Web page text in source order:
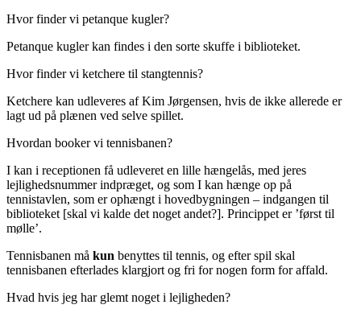
Hvor finder vi petanque kugler?
Petanque kugler kan findes i den sorte skuffe i biblioteket.
Hvor finder vi ketchere til stangtennis?
Ketchere kan udleveres af Kim Jørgensen, hvis de ikke allerede er
lagt ud på plænen ved selve spillet.
Hvordan booker vi tennisbanen?
I kan i receptionen få udleveret en lille hængelås, med jeres
lejlighedsnummer indpræget, og som I kan hænge op på
tennistavlen, som er ophængt i hovedbygningen – indgangen til
biblioteket [skal vi kalde det noget andet?]. Princippet er ’først til
mølle’.
Tennisbanen må kun benyttes til tennis, og efter spil skal
tennisbanen efterlades klargjort og fri for nogen form for affald.
Hvad hvis jeg har glemt noget i lejligheden?